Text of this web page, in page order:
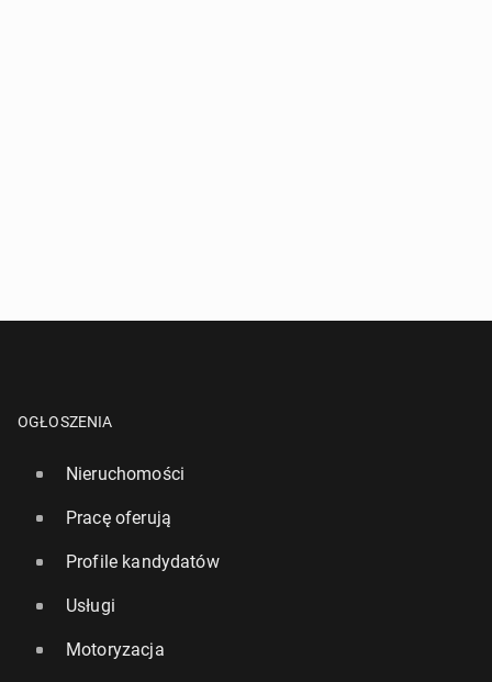
OGŁOSZENIA
Nieruchomości
Pracę oferują
Profile kandydatów
Usługi
Motoryzacja